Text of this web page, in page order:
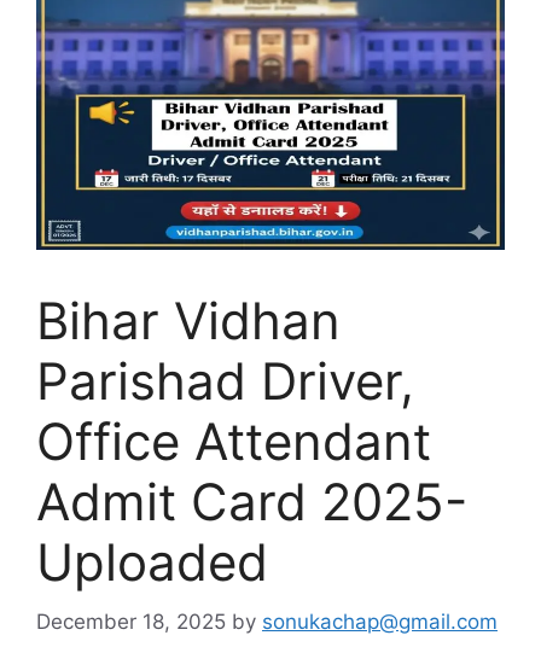
Bihar Vidhan
Parishad Driver,
Office Attendant
Admit Card 2025-
Uploaded
December 18, 2025 by sonukachap@gmail.com